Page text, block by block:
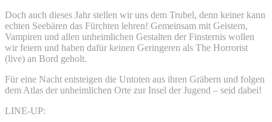
Doch auch dieses Jahr stellen wir uns dem Trubel, denn keiner kann
echten Seebären das Fürchten lehren! Gemeinsam mit Geistern,
Vampiren und allen unheimlichen Gestalten der Finsternis wollen
wir feiern und haben dafür keinen Geringeren als The Horrorist
(live) an Bord geholt.
Für eine Nacht entsteigen die Untoten aus ihren Gräbern und folgen
dem Atlas der unheimlichen Orte zur Insel der Jugend – seid dabei!
LINE-UP: